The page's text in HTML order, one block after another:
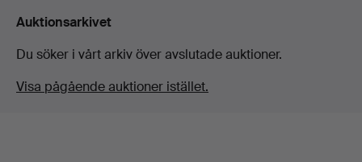
Auktionsarkivet
Du söker i vårt arkiv över avslutade auktioner.
Visa pågående auktioner istället.